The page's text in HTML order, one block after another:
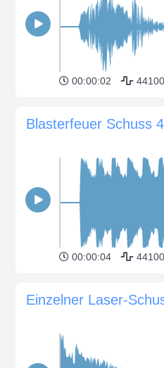
00:00:02
Blasterfeuer Schuss 4
00:00:04
Einzelner Laser-